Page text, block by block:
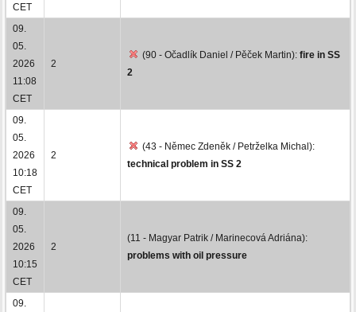
CET
09.
05.
2026
11:08
CET
2
(90 - Očadlík Daniel / Pěček Martin): fire in SS
2
09.
05.
2026
10:18
CET
2
(43 - Němec Zdeněk / Petrželka Michal):
technical problem in SS 2
09.
05.
2026
10:15
CET
2
(11 - Magyar Patrik / Marinecová Adriána):
problems with oil pressure
09.